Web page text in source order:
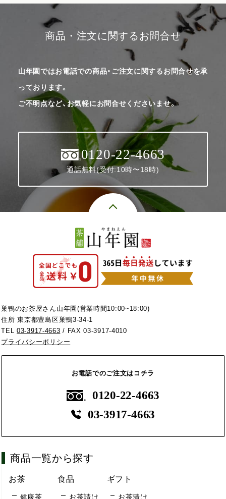
商品・注文に関するお問合せ
山年園ではお電話での商品・ご注文に関するお問合せを承
っております。
ご不明点など、お気軽にお問合せくださいませ。
0120-22-4663
通話無料(受付:10時〜18時)
巣鴨のお茶屋さん山年園(営業時間10:00~18:00)
住所 東京都豊島区巣鴨3-34-1
TEL03-3917-4663 / FAX 03-3917-4010
プライバシーポリシー
お電話でのご注文はコチラ
0120-22-4663
03-3917-4663
商品一覧から探す
お茶
健康茶
食品
お茶請け
ギフト
お茶漬け